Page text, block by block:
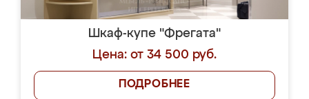
Шкаф-купе "Фрегата"
Цена: от 34 500 руб.
ПОДРОБНЕЕ